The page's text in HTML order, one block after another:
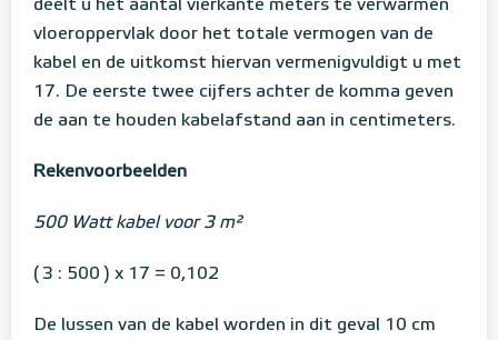
deelt u het aantal vierkante meters te verwarmen
vloeroppervlak door het totale vermogen van de
kabel en de uitkomst hiervan vermenigvuldigt u met
17. De eerste twee cijfers achter de komma geven
de aan te houden kabelafstand aan in centimeters.
Rekenvoorbeelden
500 Watt kabel voor 3 m²
( 3 : 500 ) x 17 = 0,102
De lussen van de kabel worden in dit geval 10 cm